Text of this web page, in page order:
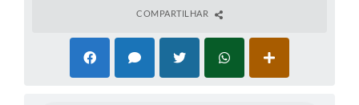
COMPARTILHAR